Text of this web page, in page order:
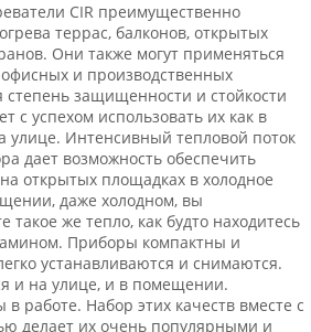
CIR преимущественно
террас, балконов, открытых
Они также могут применяться
и производственных
защищенности и стойкости
с успехом использовать их как в
улице. Интенсивный тепловой поток
дает возможность обеспечить
открытых площадках в холодное
даже холодном, вы
такое же тепло, как будто находитесь
Приборы компактны и
устанавливаются и снимаются.
и на улице, и в помещении.
работе. Набор этих качеств вместе с
делает их очень популярными и